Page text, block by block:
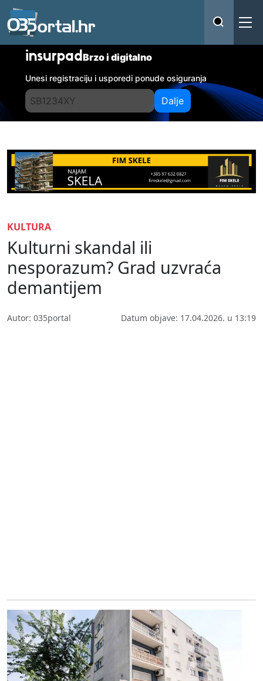
insurpadBrzo i digitalno
Unesi registraciju i usporedi ponude osiguranja
Dalje
KULTURA
Kulturni skandal ili
nesporazum? Grad uzvraća
demantijem
Autor: 035portal Datum objave: 17.04.2026. u 13:19